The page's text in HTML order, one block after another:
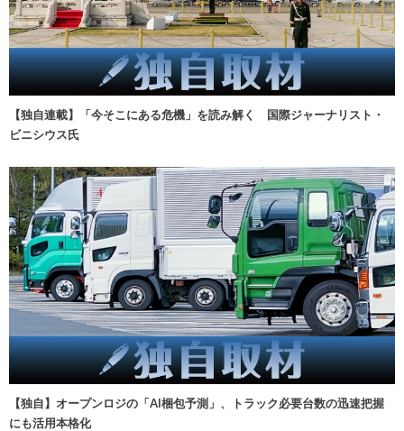
【独自連載】「今そこにある危機」を読み解く 国際ジャーナリスト・
ビニシウス氏
【独自】オープンロジの「AI梱包予測」、トラック必要台数の迅速把握
にも活用本格化